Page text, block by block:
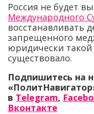
Россия не будет
Международного
восстанавливать
запрещенного
юридически
существовало.
Подпишитесь на
в Telegram,
Вконтакте